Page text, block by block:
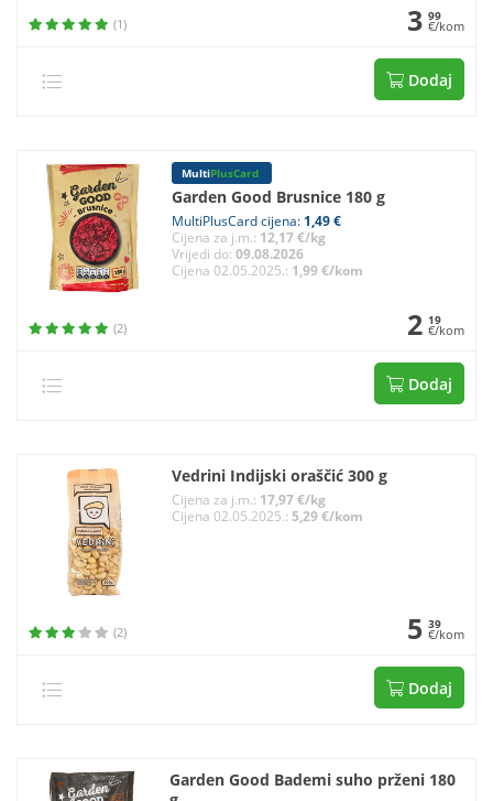
(1) 3 99
€/kom
Dodaj
MultiPlusCard
Garden Good Brusnice 180 g
MultiPlusCard cijena: 1,49 €
Cijena za j.m.: 12,17 €/kg
Vrijedi do: 09.08.2026
Cijena 02.05.2025.: 1,99 €/kom
(2) 2 19
€/kom
Dodaj
Vedrini Indijski oraščić 300 g
Cijena za j.m.: 17,97 €/kg
Cijena 02.05.2025.: 5,29 €/kom
(2) 5 39
€/kom
Dodaj
Garden Good Bademi suho prženi 180